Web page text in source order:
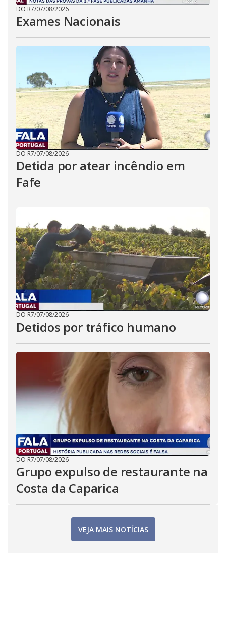
DO R7/07/08/2026
Exames Nacionais
DO R7/07/08/2026
Detida por atear incêndio em
Fafe
DO R7/07/08/2026
Detidos por tráfico humano
DO R7/07/08/2026
Grupo expulso de restaurante na
Costa da Caparica
VEJA MAIS NOTÍCIAS